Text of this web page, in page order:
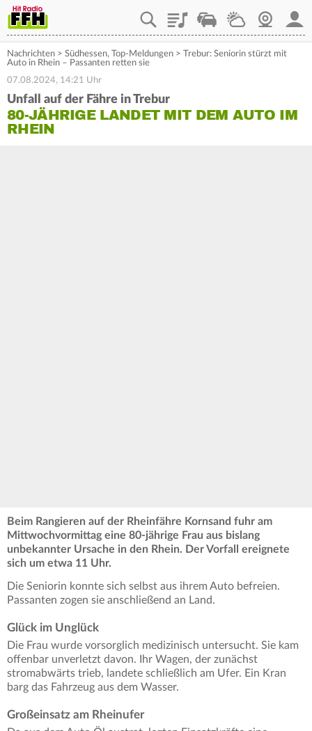
PlaylistStaupilotWetterWebcam
Nachrichten > Südhessen, Top-Meldungen > Trebur: Seniorin stürzt mit
Auto in Rhein – Passanten retten sie
07.08.2024, 14:21 Uhr
Unfall auf der Fähre in Trebur
80-JÄHRIGE LANDET MIT DEM AUTO IM
RHEIN
Beim Rangieren auf der Rheinfähre Kornsand fuhr am
Mittwochvormittag eine 80-jährige Frau aus bislang
unbekannter Ursache in den Rhein. Der Vorfall ereignete
sich um etwa 11 Uhr.
Die Seniorin konnte sich selbst aus ihrem Auto befreien.
Passanten zogen sie anschließend an Land.
Glück im Unglück
Die Frau wurde vorsorglich medizinisch untersucht. Sie kam
offenbar unverletzt davon. Ihr Wagen, der zunächst
stromabwärts trieb, landete schließlich am Ufer. Ein Kran
barg das Fahrzeug aus dem Wasser.
Großeinsatz am Rheinufer